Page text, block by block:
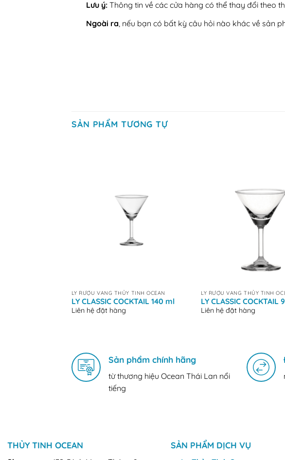
Lưu ý: Thông tin về các cửa hàng có thể thay đổi theo
Ngoài ra , nếu bạn có bất kỳ câu hỏi nào khác về sản
SẢN PHẨM TƯƠNG TỰ
LY RƯỢU VANG THỦY TINH OCEAN
LY CLASSIC COCKTAIL 140 ml
Liên hệ đặt hàng
LY RƯỢU VANG THỦY TINH
LY CLASSIC COCKTAIL
Liên hệ đặt hàng
Sản phẩm chính hãng
từ thương hiệu Ocean Thái Lan nổi
tiếng
THỦY TINH OCEAN SẢN PHẨM DỊCH VỤ